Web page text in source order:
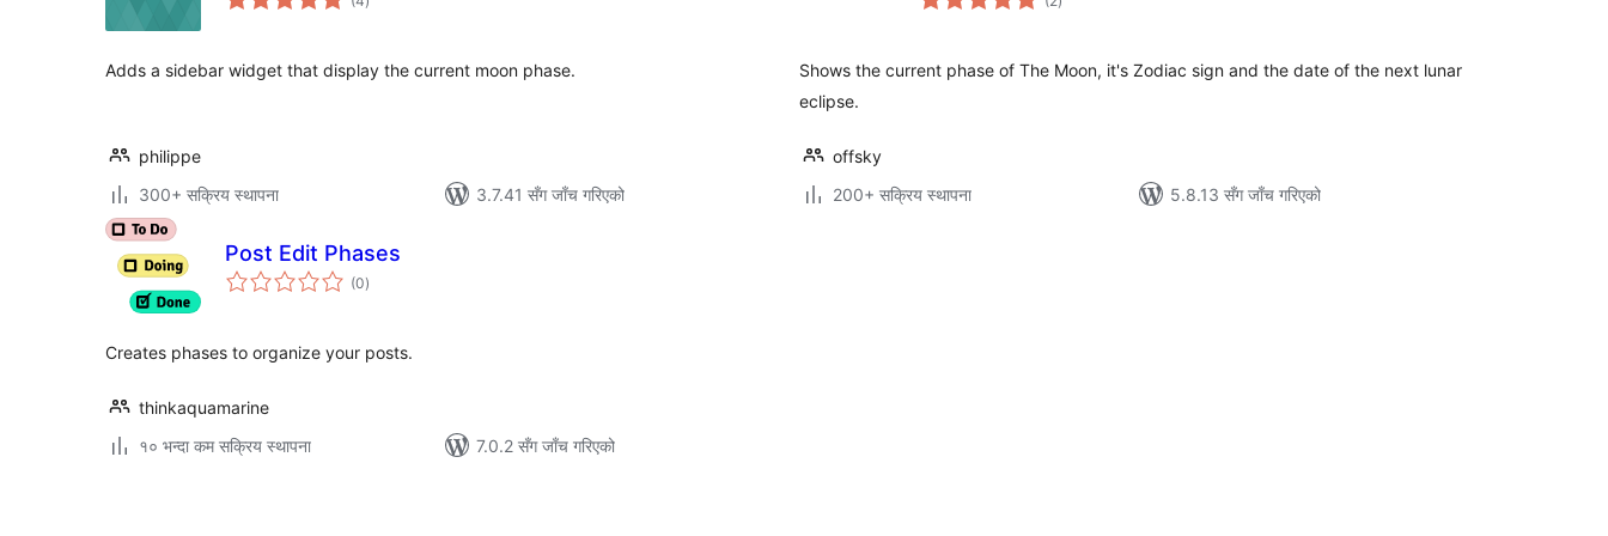
रेटिङ्गहरू
Adds a sidebar widget that display the current moon phase.
philippe
300+ सक्रिय स्थापना
3.7.41 सँग जाँच गरिएको
रेटिङ्गहरू
Shows the current phase of The Moon, it's Zodiac sign and the date of the next lunar
eclipse.
offsky
200+ सक्रिय स्थापना
5.8.13 सँग जाँच गरिएको
Post Edit Phases
(0कुल
रेटिङ्गहरू
)
Creates phases to organize your posts.
thinkaquamarine
१० भन्दा कम सक्रिय स्थापना
7.0.2 सँग जाँच गरिएको